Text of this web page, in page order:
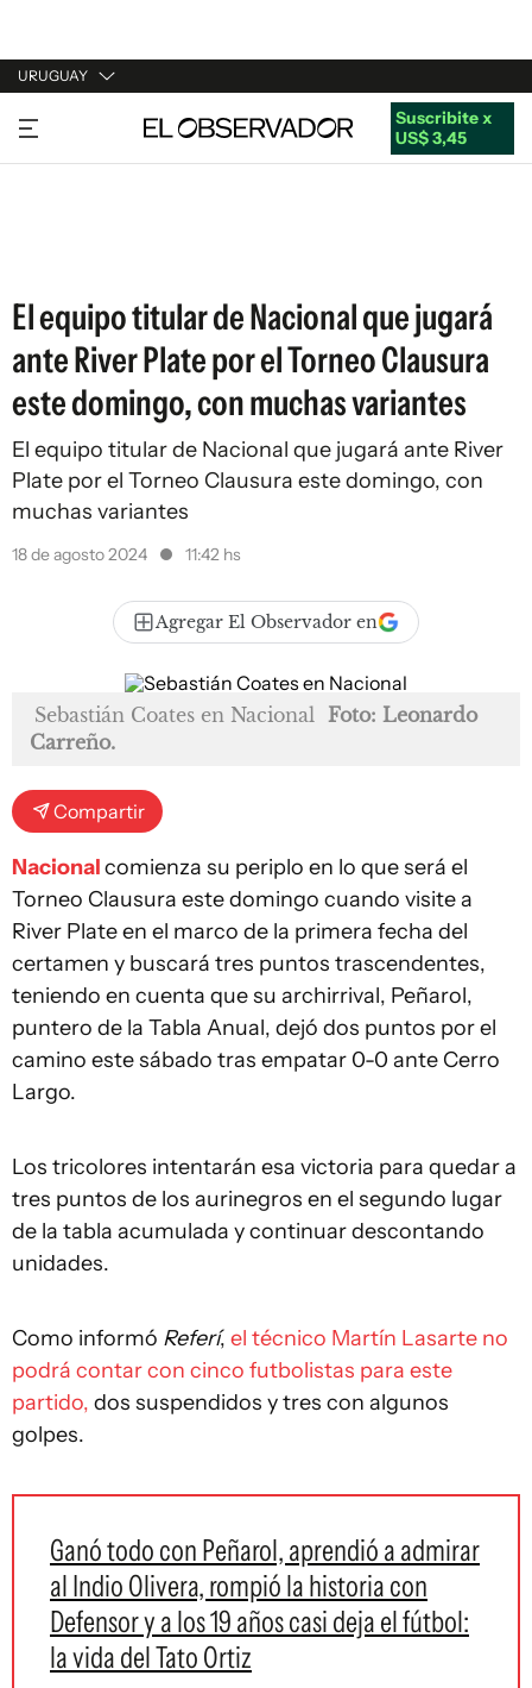
URUGUAY
URUGUAY
ARGENTINA
Suscribite x
US$ 3,45
El equipo titular de Nacional que jugará
ante River Plate por el Torneo Clausura
este domingo, con muchas variantes
El equipo titular de Nacional que jugará ante River
Plate por el Torneo Clausura este domingo, con
muchas variantes
18 de agosto 2024 11:42 hs
Agregar El Observador en
Sebastián Coates en Nacional Foto: Leonardo
Carreño.
Compartir
Nacionalcomienza su periplo en lo que será el
Torneo Clausura este domingo cuando visite a
River Plate en el marco de la primera fecha del
certamen y buscará tres puntos trascendentes,
teniendo en cuenta que su archirrival, Peñarol,
puntero de la Tabla Anual, dejó dos puntos por el
camino este sábado tras empatar 0-0 ante Cerro
Largo.
Los tricolores intentarán esa victoria para quedar a
tres puntos de los aurinegros en el segundo lugar
de la tabla acumulada y continuar descontando
unidades.
Como informó Referí, el técnico Martín Lasarte no
podrá contar con cinco futbolistas para este
partido, dos suspendidos y tres con algunos
golpes.
Ganó todo con Peñarol, aprendió a admirar
al Indio Olivera, rompió la historia con
Defensor y a los 19 años casi deja el fútbol:
la vida del Tato Ortiz